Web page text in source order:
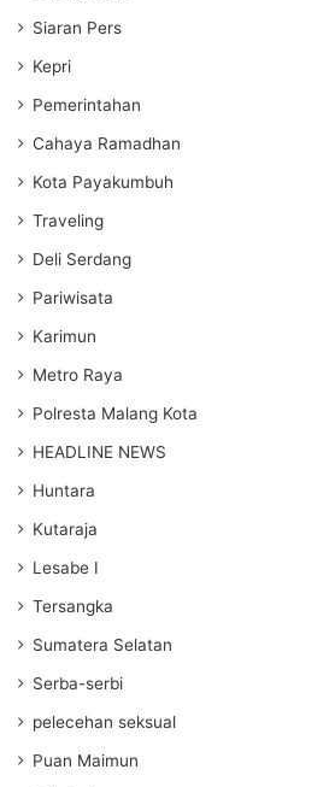
Siaran Pers
Kepri
Pemerintahan
Cahaya Ramadhan
Kota Payakumbuh
Traveling
Deli Serdang
Pariwisata
Karimun
Metro Raya
Polresta Malang Kota
HEADLINE NEWS
Huntara
Kutaraja
Lesabe I
Tersangka
Sumatera Selatan
Serba-serbi
pelecehan seksual
Puan Maimun